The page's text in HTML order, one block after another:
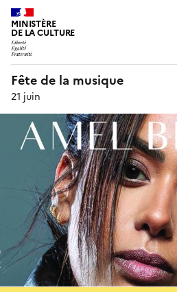
MINISTÈRE
DE LA CULTURE
Fête de la musique
21 juin